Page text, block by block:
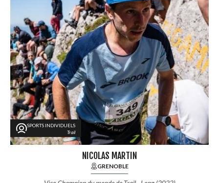
SPORTS INDIVIDUELS
Trail
NICOLAS MARTIN
GRENOBLE